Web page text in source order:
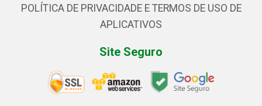
POLÍTICA DE PRIVACIDADE E TERMOS DE USO DE
APLICATIVOS
Site Seguro